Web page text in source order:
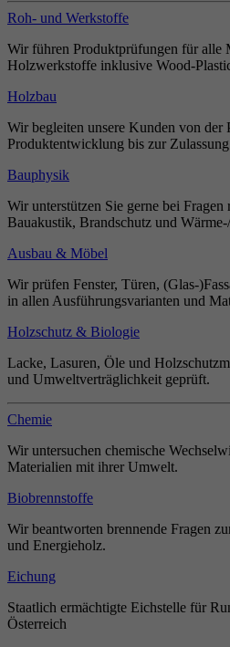
Roh- und Werkstoffe
Wir führen Produktprüfungen für alle
Holzwerkstoffe inklusive Wood-
Holzbau
Wir begleiten unsere Kunden von der
Produktentwicklung bis zur
Bauphysik
Wir unterstützen Sie gerne bei Fragen
Bauakustik, Brandschutz und
Ausbau & Möbel
Wir prüfen Fenster, Türen, (Glas-
in allen Ausführungsvarianten und
Holzschutz & Biologie
Lacke, Lasuren, Öle und
und Umweltverträglichkeit geprüft.
Chemie
Wir untersuchen chemische
Materialien mit ihrer Umwelt.
Biobrennstoffe
Wir beantworten brennende Fragen
und Energieholz.
Eichung
Staatlich ermächtigte Eichstelle für
Österreich